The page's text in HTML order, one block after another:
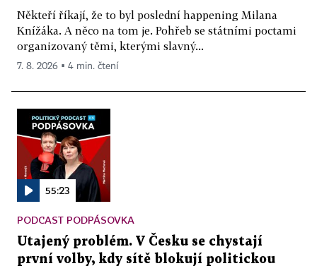
Někteří říkají, že to byl poslední happening Milana
Knížáka. A něco na tom je. Pohřeb se státními poctami
organizovaný těmi, kterými slavný...
7. 8. 2026 ▪ 4 min. čtení
55:23
PODCAST PODPÁSOVKA
Utajený problém. V Česku se chystají
první volby, kdy sítě blokují politickou